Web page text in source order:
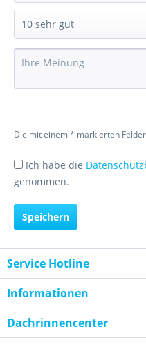
Die mit einem * markierten
Ich habe die
genommen.
Speichern
Service Hotline
Informationen
Dachrinnencenter